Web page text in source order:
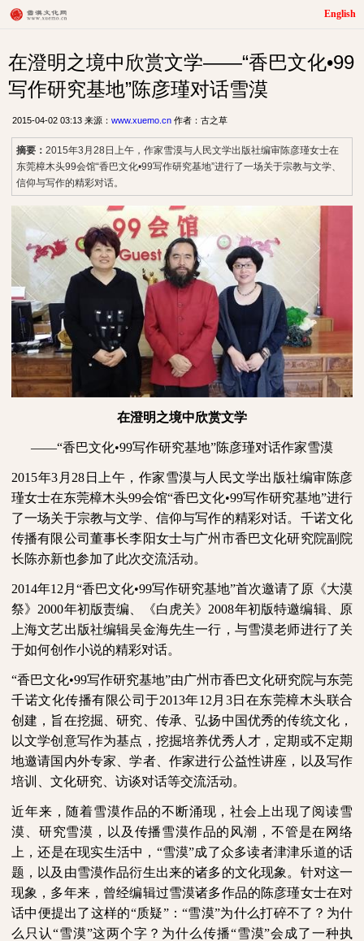
English
在澄明之境中欣赏文学——“香巴文化•99
写作研究基地”陈彦瑾对话雪漠
2015-04-02 03:13 来源： www.xuemo.cn 作者：古之草
摘要： 2015年3月28日上午，作家雪漠与人民文学出版社编审陈彦瑾女士在
东莞樟木头99会馆“香巴文化•99写作研究基地”进行了一场关于宗教与文学、
信仰与写作的精彩对话。
在澄明之境中欣赏文学
——“香巴文化•99写作研究基地”陈彦瑾对话作家雪漠
2015年3 月 28 日上午，作家雪漠与人民文学出版社编审陈彦
瑾女士在东莞樟木头99会馆“香巴文化•99写作研究基地”进行
了一场关于宗教与文学、信仰与写作的精彩对话。千诺文化
传播有限公司董事长李阳女士与广州市香巴文化研究院副院
长陈亦新也参加了此次交流活动。
2014年12 月“香巴文化•99写作研究基地”首次邀请了原《大漠
祭》 2000年初版责编、《白虎关》 2008年初版特邀编辑、原
上海文艺出版社编辑吴金海先生一行，与雪漠老师进行了关
于如何创作小说的精彩对话。
“香巴文化•99写作研究基地”由广州市香巴文化研究院与东莞
千诺文化传播有限公司于2013年12 月 3日在东莞樟木头联合
创建，旨在挖掘、研究、传承、弘扬中国优秀的传统文化，
以文学创意写作为基点，挖掘培养优秀人才，定期或不定期
地邀请国内外专家、学者、作家进行公益性讲座，以及写作
培训、文化研究、访谈对话等交流活动。
近年来，随着雪漠作品的不断涌现，社会上出现了阅读雪
漠、研究雪漠，以及传播雪漠作品的风潮，不管是在网络
上，还是在现实生活中，“雪漠”成了众多读者津津乐道的话
题，以及由雪漠作品衍生出来的诸多的文化现象。针对这一
现象，多年来，曾经编辑过雪漠诸多作品的陈彦瑾女士在对
话中便提出了这样的“质疑”：“雪漠”为什么打碎不了？为什
么只认“雪漠”这两个字？为什么传播“雪漠”会成了一种执